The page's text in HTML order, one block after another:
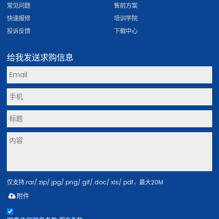
常见问题
快速报修
投诉反馈
售前方案
培训学院
下载中心
给我发送求购信息
仅支持.rar/.zip/.jpg/.png/.gif/.doc/.xls/.pdf，最大20M
附件